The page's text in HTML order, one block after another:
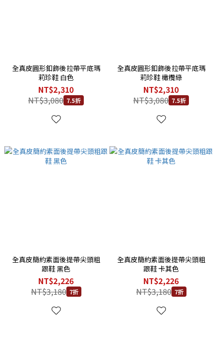
全真皮圓形釦飾後拉帶平底瑪
莉珍鞋 白色
NT$2,310
NT$3,080 7.5折
全真皮圓形釦飾後拉帶平底瑪
莉珍鞋 橄欖綠
NT$2,310
NT$3,080 7.5折
全真皮簡約素面後提帶尖頭粗
跟鞋 黑色
NT$2,226
NT$3,180 7折
全真皮簡約素面後提帶尖頭粗
跟鞋 卡其色
NT$2,226
NT$3,180 7折